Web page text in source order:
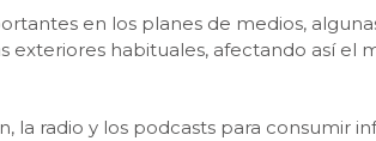
en los planes de medios,
exteriores habituales, afectando así el
la radio y los podcasts para consumir